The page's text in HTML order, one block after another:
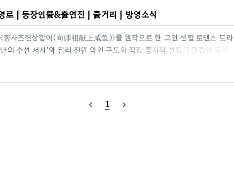
로 | 등장인물&출연진 | 줄거리 | 방영소식
향사조헌상함어(向师祖献上咸鱼)》를 원작으로 한 고전 선협 로맨스 드라
의 수선 서사’와 달리 전원 악인 구도와 직장 풍자적 설정을 결합한 독특한
구원을 찾아가는 이야기는, 선협물의 클리셰를 비틀면서도 애틋한 로맨스를
스원작: 부화(扶华) 《향사조헌상함어(向师祖献上咸鱼)》감독: 온덕광(温
(颜文)주연: 진비우(陈飞宇), 왕영로(王影璐), 왕역정(王奕婷..
navigate_before 1 navigate_next